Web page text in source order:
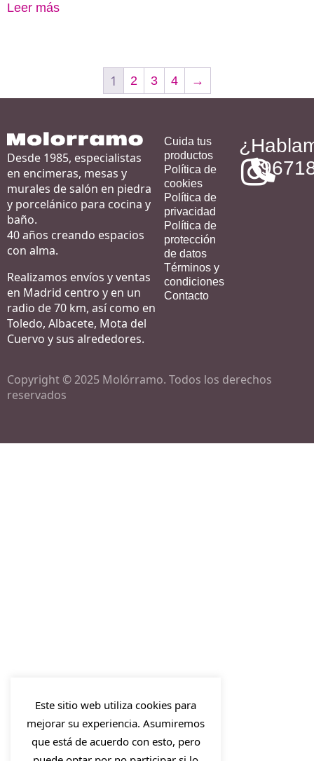
Leer más
1 2 3 4 →
Desde 1985, especialistas
en encimeras, mesas y
murales de salón en piedra
y porcelánico para cocina y
baño.
40 años creando espacios
con alma.
Realizamos envíos y ventas
en Madrid centro y en un
radio de 70 km, así como en
Toledo, Albacete, Mota del
Cuervo y sus alrededores.
Cuida tus
productos
Política de
cookies
Política de
privacidad
Política de
protección
de datos
Términos y
condiciones
Contacto
Copyright © 2025 Molórramo. Todos los derechos
reservados
Este sitio web utiliza cookies para
mejorar su experiencia. Asumiremos
que está de acuerdo con esto, pero